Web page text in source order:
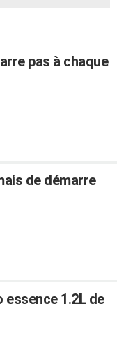
pas à chaque
de démarre
1.2L de